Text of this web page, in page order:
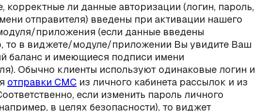
корректные ли данные авторизации (логин, пароль,
отправителя) введены при активации нашего
приложения (если данные введены
то в виджете/модуле/приложении Вы увидите Ваш
баланс и имеющиеся подписи имени
Обычно клиенты используют одинаковые логин и
отправки СМСиз личного кабинета рассылок и из
если изменить пароль личного
в целях безопасности), то виджет